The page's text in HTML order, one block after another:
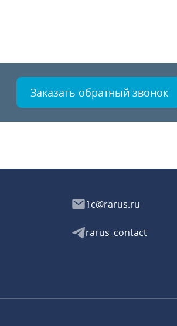
Заказать обратный звонок
1c@rarus.ru
rarus_contact